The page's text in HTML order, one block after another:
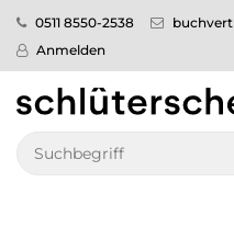
0511 8550-2538
Anmelden
Pflege
Veterinär­
medizin